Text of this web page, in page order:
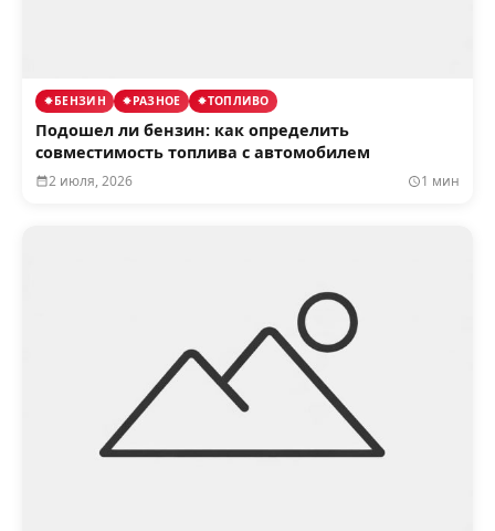
БЕНЗИН РАЗНОЕ ТОПЛИВО
Подошел ли бензин: как определить
совместимость топлива с автомобилем
2 июля, 2026 1 мин